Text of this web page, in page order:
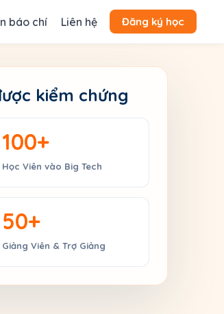
báo chí Liên hệ Đăng ký học
kiểm chứng
100+
Học Viên vào Big Tech
50+
Giảng Viên & Trợ Giảng